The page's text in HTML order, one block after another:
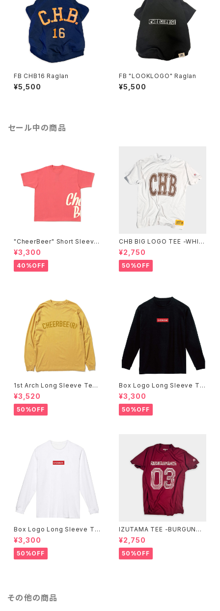
FB CHB16 Raglan
¥5,500
FB "LOOKLOGO" Raglan
¥5,500
セール中の商品
"CheerBeer" Short Sleeve
Tee
¥3,300
40%OFF
CHB BIG LOGO TEE -WHIT
E-
¥2,750
50%OFF
1st Arch Long Sleeve Tee
-Mustard-
¥3,520
50%OFF
Box Logo Long Sleeve Te
e -Black-
¥3,300
50%OFF
Box Logo Long Sleeve Te
e -White-
¥3,300
50%OFF
IZUTAMA TEE -BURGUNDY
-
¥2,750
50%OFF
その他の商品